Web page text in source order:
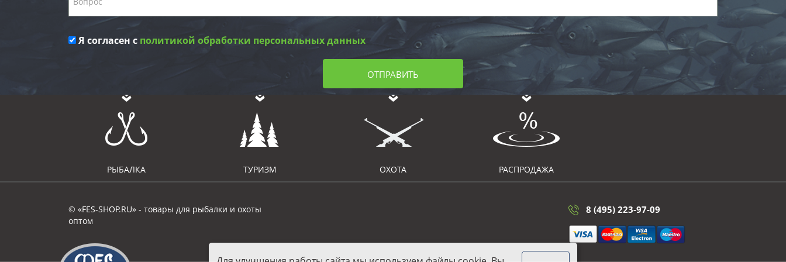
Я согласен с политикой обработки персональных данных
ОТПРАВИТЬ
РЫБАЛКА ТУРИЗМ ОХОТА РАСПРОДАЖА
© «FES-SHOP.RU» - товары для рыбалки и охоты
оптом
8 (495) 223-97-09